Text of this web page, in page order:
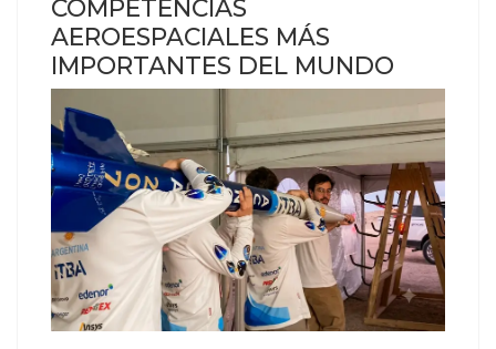
COMPETENCIAS
AEROESPACIALES MÁS
IMPORTANTES DEL MUNDO